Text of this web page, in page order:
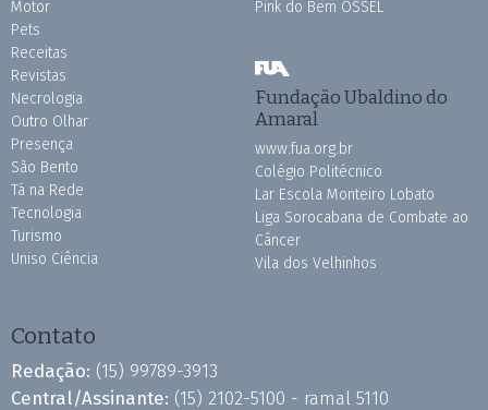
Motor
Pets
Receitas
Revistas
Necrologia
Outro Olhar
Presença
São Bento
Tá na Rede
Tecnologia
Turismo
Uniso Ciência
Pink do Bem OSSEL
Fundação Ubaldino do
Amaral
www.fua.org.br
Colégio Politécnico
Lar Escola Monteiro Lobato
Liga Sorocabana de Combate ao
Câncer
Vila dos Velhinhos
Contato
Redação: (15) 99789-3913
Central/Assinante: (15) 2102-5100 - ramal 5110